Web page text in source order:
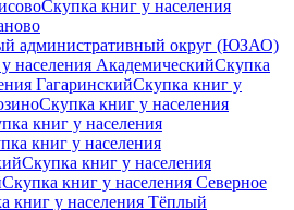
Скупка книг у населения
административный округ (ЮЗАО)
населения АкадемическийСкупка
ГагаринскийСкупка книг у
Скупка книг у населения
книг у населения
книг у населения
Скупка книг у населения
Скупка книг у населения Северное
книг у населения Тёплый